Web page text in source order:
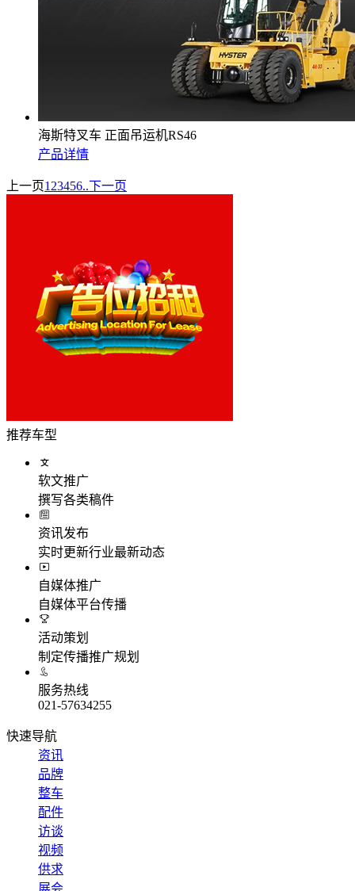
海斯特叉车 正面吊运机RS46
产品详情
上一页1 23456..下一页
推荐车型
软文推广
撰写各类稿件
资讯发布
实时更新行业最新动态
自媒体推广
自媒体平台传播
活动策划
制定传播推广规划
服务热线
021-57634255
快速导航
资讯
品牌
整车
配件
访谈
视频
供求
展会